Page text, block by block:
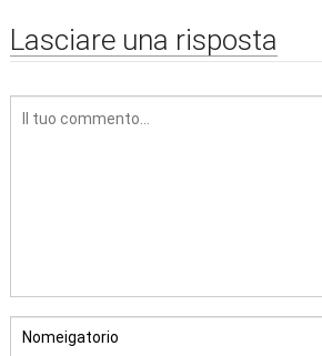
Lasciare una risposta